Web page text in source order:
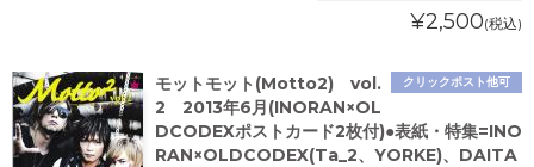
¥2,500(税込)
クリックポスト他可
モットモット(Motto2) vol.
2 2013年6月(INORAN×OL
DCODEXポストカード2枚付)●表紙・特集=INO
RAN×OLDCODEX(Ta_2、YORKE)、DAITA